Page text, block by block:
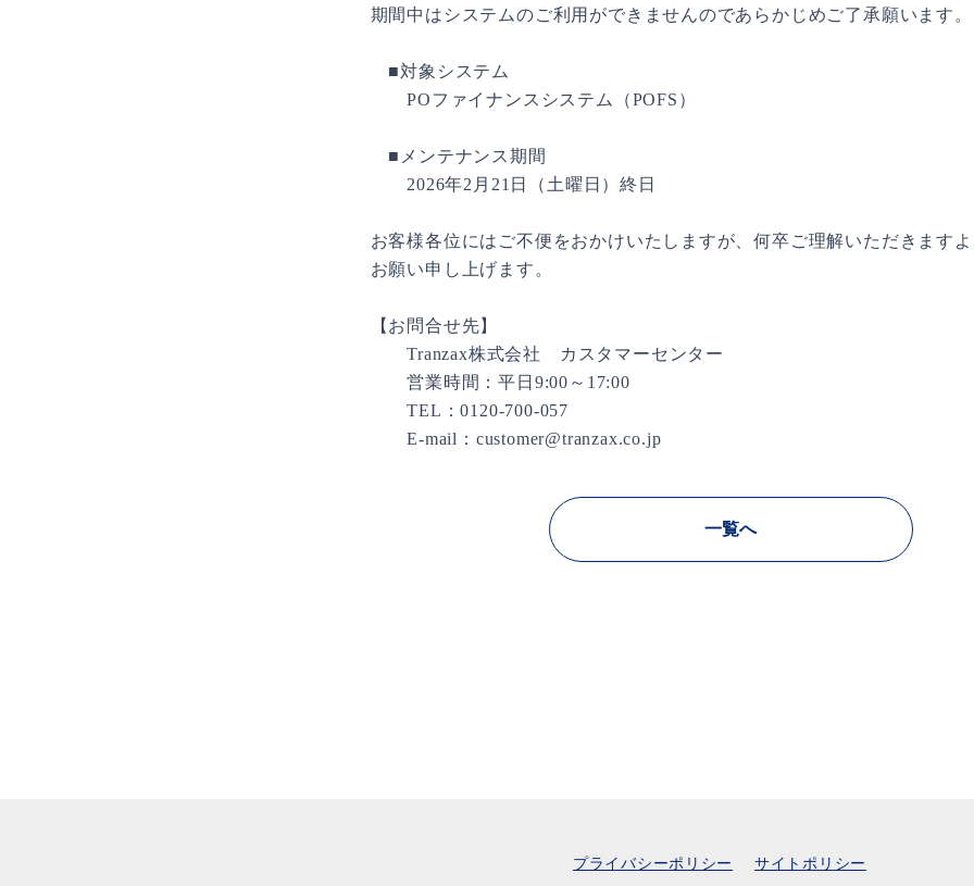
期間中はシステムのご利用ができませんのであらかじめご了承願います。
■対象システム
POファイナンスシステム（POFS）
■メンテナンス期間
2026年2月21日（土曜日）終日
お客様各位にはご不便をおかけいたしますが、何卒ご理解いただきます
お願い申し上げます。
【お問合せ先】
Tranzax株式会社 カスタマーセンター
営業時間：平日9:00～17:00
TEL：0120-700-057
E-mail：customer@tranzax.co.jp
一覧へ
プライバシーポリシー サイトポリシー